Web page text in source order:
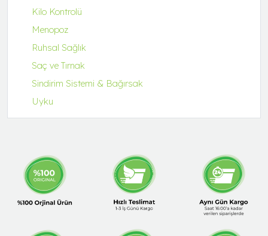
Kilo Kontrolü
Menopoz
Ruhsal Sağlık
Saç ve Tırnak
Sindirim Sistemi & Bağırsak
Uyku